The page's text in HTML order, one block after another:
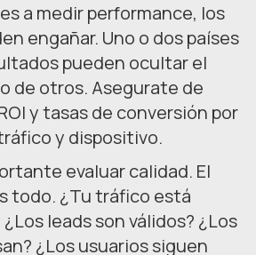
a medir performance, los
engañar. Uno o dos países
pueden ocultar el
de otros. Asegurate de
y tasas de conversión por
y dispositivo.
evaluar calidad. El
todo. ¿Tu tráfico está
leads son válidos? ¿Los
¿Los usuarios siguen